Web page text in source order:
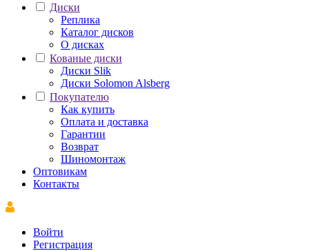
Диски
Реплика
Каталог дисков
О дисках
Кованые диски
Диски Slik
Диски Solomon Alsberg
Покупателю
Как купить
Оплата и доставка
Гарантии
Возврат
Шиномонтаж
Оптовикам
Контакты
Войти
Регистрация